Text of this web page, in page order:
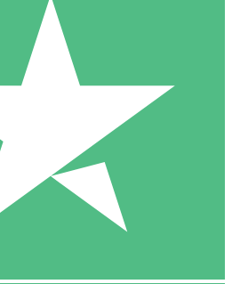
Kreditpaket
med nedladdningskrediter. Inget
1 Nedladdningar
10 00